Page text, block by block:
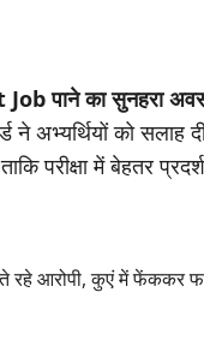
पाने का सुनहरा
ने अभ्यर्थियों को सलाह
परीक्षा में बेहतर
रहे आरोपी, कुएं में फेंककर